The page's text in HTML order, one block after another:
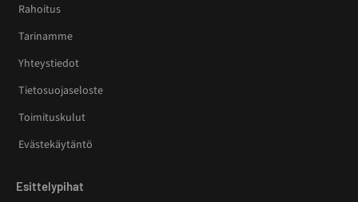
Rahoitus
Tarinamme
Yhteystiedot
Tietosuojaseloste
Toimituskulut
Evästekäytäntö
Esittelypihat